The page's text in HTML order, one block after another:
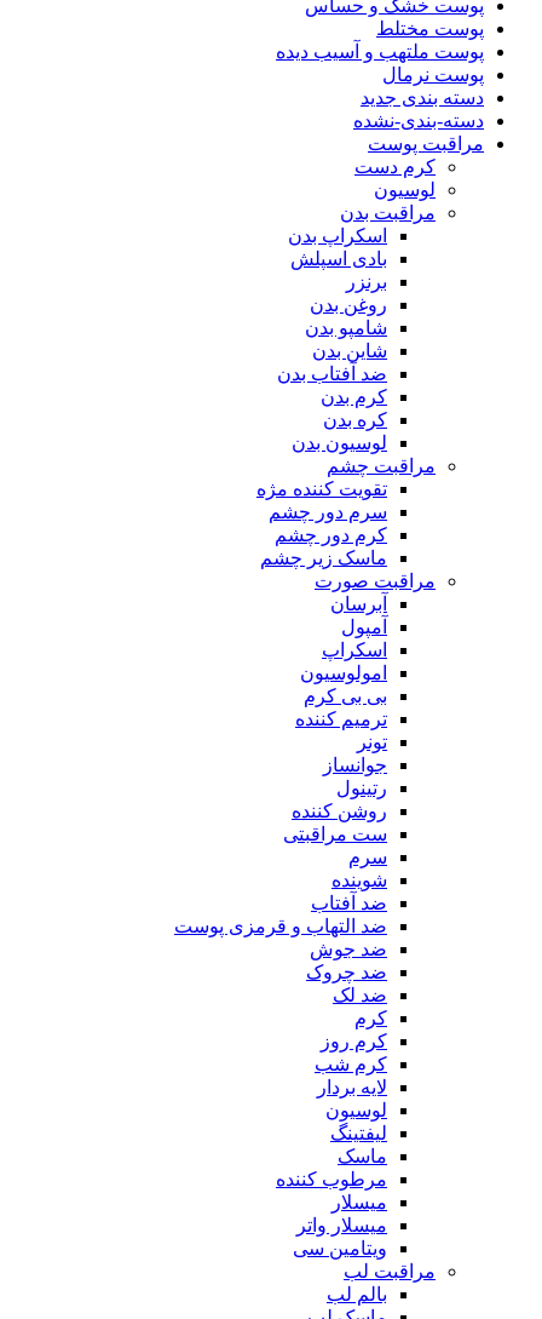
پوست خشک و حساس
پوست مختلط
پوست ملتهب و آسیب دیده
پوست نرمال
دسته بندی جدید
دسته-بندی-نشده
مراقبت پوست
کرم دست
لوسیون
مراقبت بدن
اسکراپ بدن
بادی اسپلش
برنزر
روغن بدن
شامپو بدن
شاین بدن
ضد آفتاب بدن
کرم بدن
کره بدن
لوسیون بدن
مراقبت چشم
تقویت کننده مژه
سرم دور چشم
کرم دور چشم
ماسک زیر چشم
مراقبت صورت
آبرسان
آمپول
اسکراپ
امولوسیون
بی بی کرم
ترمیم کننده
تونر
جوانساز
رتینول
روشن کننده
ست مراقبتی
سرم
شوینده
ضد آفتاب
ضد التهاب و قرمزی پوست
‌ضد جوش
ضد چروک
ضد لک
کرم
کرم روز
کرم شب
لایه بردار
لوسیون
لیفتینگ
ماسک
مرطوب کننده
میسلار
میسلار واتر
ویتامین سی
مراقبت لب
بالم لب